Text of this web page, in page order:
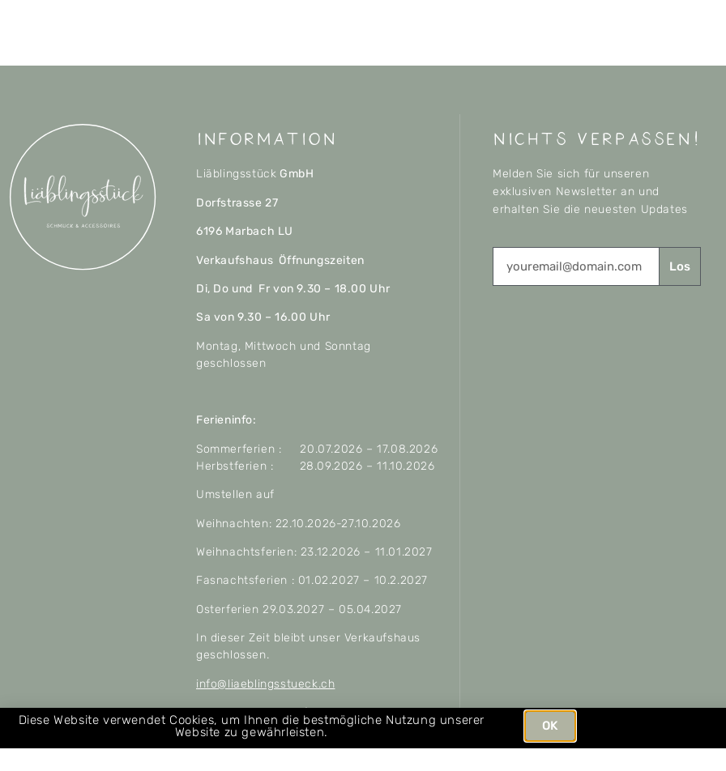
Information
Liäblingsstück GmbH
Dorfstrasse 27
6196 Marbach LU
Verkaufshaus Öffnungszeiten
Di, Do und Fr von 9.30 – 18.00 Uhr
Sa von 9.30 – 16.00 Uhr
Montag, Mittwoch und Sonntag
geschlossen
Ferieninfo:
Sommerferien : 20.07.2026 – 17.08.2026
Herbstferien : 28.09.2026 – 11.10.2026
Umstellen auf
Weihnachten: 22.10.2026-27.10.2026
Weihnachtsferien: 23.12.2026 – 11.01.2027
Fasnachtsferien : 01.02.2027 – 10.2.2027
Osterferien 29.03.2027 – 05.04.2027
In dieser Zeit bleibt unser Verkaufshaus
geschlossen.
info@liaeblingsstueck.ch
Allgemeine Geschäftsbedingungen
Über uns
nichts verpassen!
Melden Sie sich für unseren
exklusiven Newsletter an und
erhalten Sie die neuesten Updates
Los
Diese Website verwendet Cookies, um Ihnen die bestmögliche Nutzung unserer
Website zu gewährleisten.
OK